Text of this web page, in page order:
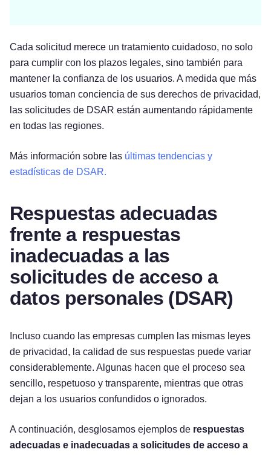
Cada solicitud merece un tratamiento cuidadoso, no solo
para cumplir con los plazos legales, sino también para
mantener la confianza de los usuarios. A medida que más
usuarios toman conciencia de sus derechos de privacidad,
las solicitudes de DSAR están aumentando rápidamente
en todas las regiones.
Más información sobre las últimas tendencias y
estadísticas de DSAR.
Respuestas adecuadas
frente a respuestas
inadecuadas a las
solicitudes de acceso a
datos personales (DSAR)
Incluso cuando las empresas cumplen las mismas leyes
de privacidad, la calidad de sus respuestas puede variar
considerablemente. Algunas hacen que el proceso sea
sencillo, respetuoso y transparente, mientras que otras
dejan a los usuarios confundidos o ignorados.
A continuación, desglosamos ejemplos de respuestas
adecuadas e inadecuadas a solicitudes de acceso a